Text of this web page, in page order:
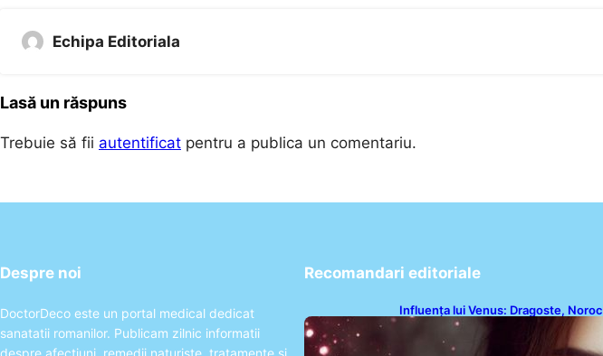
Echipa Editoriala
Lasă un răspuns
Trebuie să fii autentificat pentru a publica un comentariu.
Despre noi
DoctorDeco este un portal medical dedicat
sanatatii romanilor. Publicam zilnic informatii
despre afectiuni, remedii naturiste, tratamente si
Recomandari editoriale
Influența lui Venus: Dragoste, Noroc
și Oportunități pentru Tauri și Balanțe
în Weekendul 8-9 August